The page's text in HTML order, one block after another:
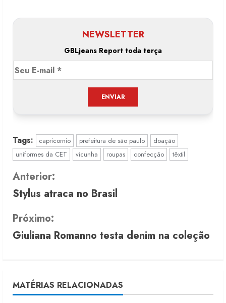
NEWSLETTER
GBLjeans Report toda terça
Tags: capricornio prefeitura de são paulo
doação
uniformes da CET
vicunha roupas confecção têxtil
C
o
n
t
n
Anterior:
Stylus atraca no Brasil
Próximo:
Giuliana Romanno testa denim na coleção
MATÉRIAS RELACIONADAS